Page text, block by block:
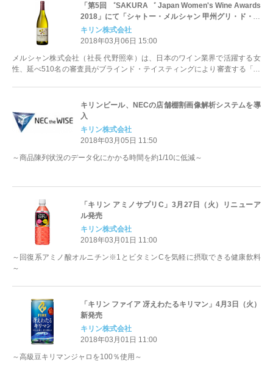
「第5回 ゛SAKURA゛ Japan Women's Wine Awards
2018」にて「シャトー・メルシャン 甲州グリ・ド・グ
リ2015」が 特別賞グランプリを受賞
キリン株式会社
2018年03月06日 15:00
メルシャン株式会社（社長 代野照幸）は、日本のワイン業界で活躍する女
性、延べ510名の審査員がブラインド・テイスティングにより審査する「第
キリンビール、NECの店舗棚割画像解析システムを導
入
キリン株式会社
2018年03月05日 11:50
～商品陳列状況のデータ化にかかる時間を約1/10に低減～
「キリン アミノサプリC」3月27日（火）リニューア
ル発売
キリン株式会社
2018年03月01日 11:00
～回復系アミノ酸オルニチン※1とビタミンCを気軽に摂取できる健康飲料
～
「キリン ファイア 冴えわたるキリマン」4月3日（火）
新発売
キリン株式会社
2018年03月01日 11:00
～高級豆キリマンジャロを100％使用～